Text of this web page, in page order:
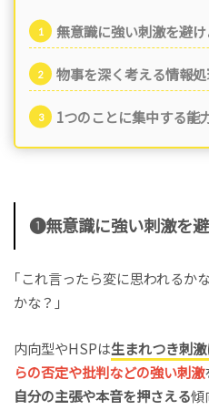
無意識に強い刺激を避
物事を深く考える情報
1つのことに集中する能
❶無意識に強い刺激を
｢これ言ったら変に思われるか
かな？｣
内向型やHSPは生まれつき刺
らの否定や批判などの強い刺激
自分の主張や本音を押さえる傾